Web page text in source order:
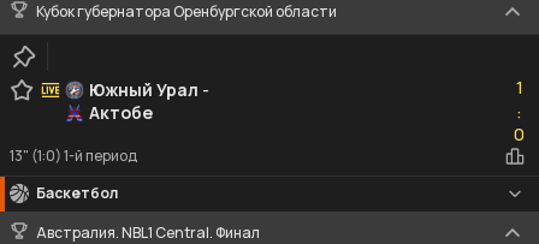
Кубок губернатора Оренбургской области
Южный Урал -
Актобе
1
:0
0
13" (1:0) 1-й период
Баскетбол
Австралия. NBL1 Central. Финал